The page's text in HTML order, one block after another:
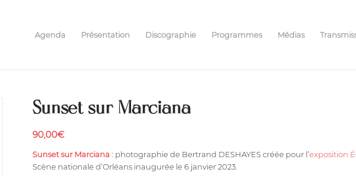
Agenda Présentation Discographie Programmes Médias
Sunset sur Marciana
90,00€
Sunset sur Marciana : photographie de Bertrand DESHAYES créée pour l’exposition
Scène nationale d’Orléans inaugurée le 6 janvier 2023.